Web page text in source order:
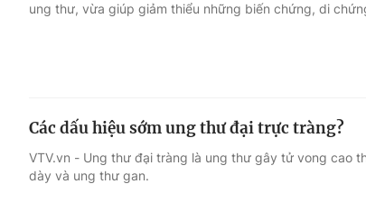
ung thư, vừa giúp giảm thiểu những biến chứng, di
Các dấu hiệu sớm ung thư đại trực tràng?
VTV.vn - Ung thư đại tràng là ung thư gây tử vong cao
dày và ung thư gan.